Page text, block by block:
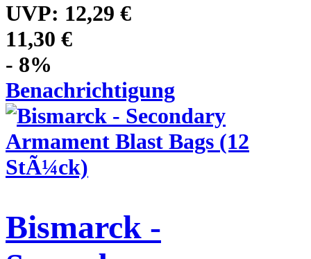
UVP: 12,29 €
11,30 €
- 8%
Benachrichtigung
Bismarck -